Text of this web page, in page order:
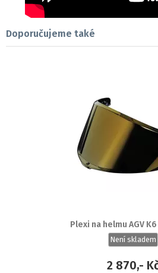
Doporučujeme také
Plexi na helmu AGV
Není skladem
2 870,-